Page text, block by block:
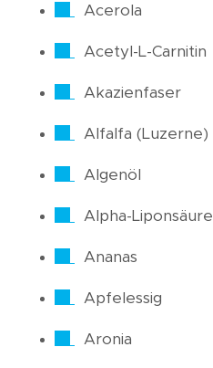
Acerola
Acetyl-L-Carnitin
Akazienfaser
Alfalfa (Luzerne)
Algenöl
Alpha-Liponsäure
Ananas
Apfelessig
Aronia